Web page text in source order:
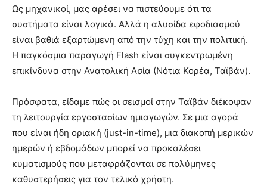
Ως μηχανικοί, μας αρέσει να πιστεύουμε ότι τα
συστήματα είναι λογικά. Αλλά η αλυσίδα εφοδιασμού
είναι βαθιά εξαρτώμενη από την τύχη και την πολιτική.
Η παγκόσμια παραγωγή Flash είναι συγκεντρωμένη
επικίνδυνα στην Ανατολική Ασία (Νότια Κορέα, Ταϊβάν).
Πρόσφατα, είδαμε πώς οι σεισμοί στην Ταϊβάν διέκοψαν
τη λειτουργία εργοστασίων ημιαγωγών. Σε μια αγορά
που είναι ήδη οριακή (just-in-time), μια διακοπή μερικών
ημερών ή εβδομάδων μπορεί να προκαλέσει
κυματισμούς που μεταφράζονται σε πολύμηνες
καθυστερήσεις για τον τελικό χρήστη.